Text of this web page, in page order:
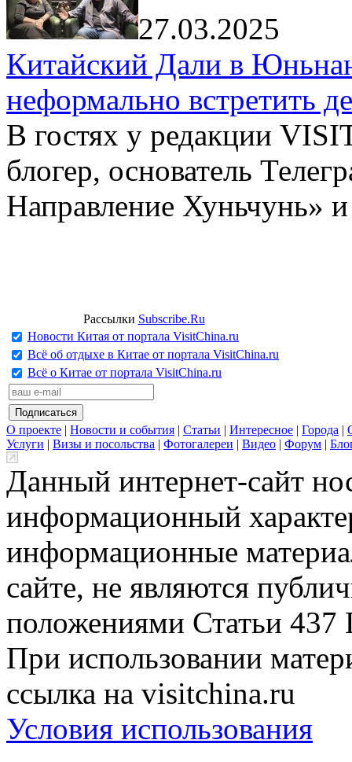
27.03.2025
Китайский Дали в
неформально встретить
В гостях у редакции
блогер, основатель
Направление Хуньчунь»
Рассылки Subscribe.Ru
Новости Китая от портала VisitChina.ru
Всё об отдыхе в Китае от портала VisitChina.ru
Всё о Китае от портала VisitChina.ru
О проекте | Новости и события | Статьи | Интересное | Города |
Услуги | Визы и посольства | Фотогалереи | Видео | Форум |
Данный интернет-сайт
информационный
информационные
сайте, не являются
положениями Статьи 437
При использовании
ссылка на visitchina.ru
Условия использования